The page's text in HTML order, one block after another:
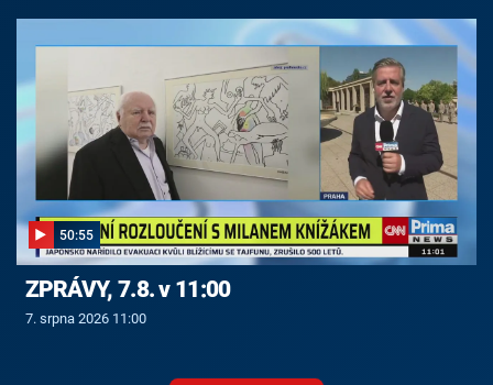
50:55
ZPRÁVY, 7.8. v 11:00
7. srpna 2026 11:00